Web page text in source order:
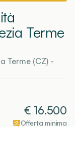
Terme
Terme (CZ) -
€ 16.500
Offerta minima